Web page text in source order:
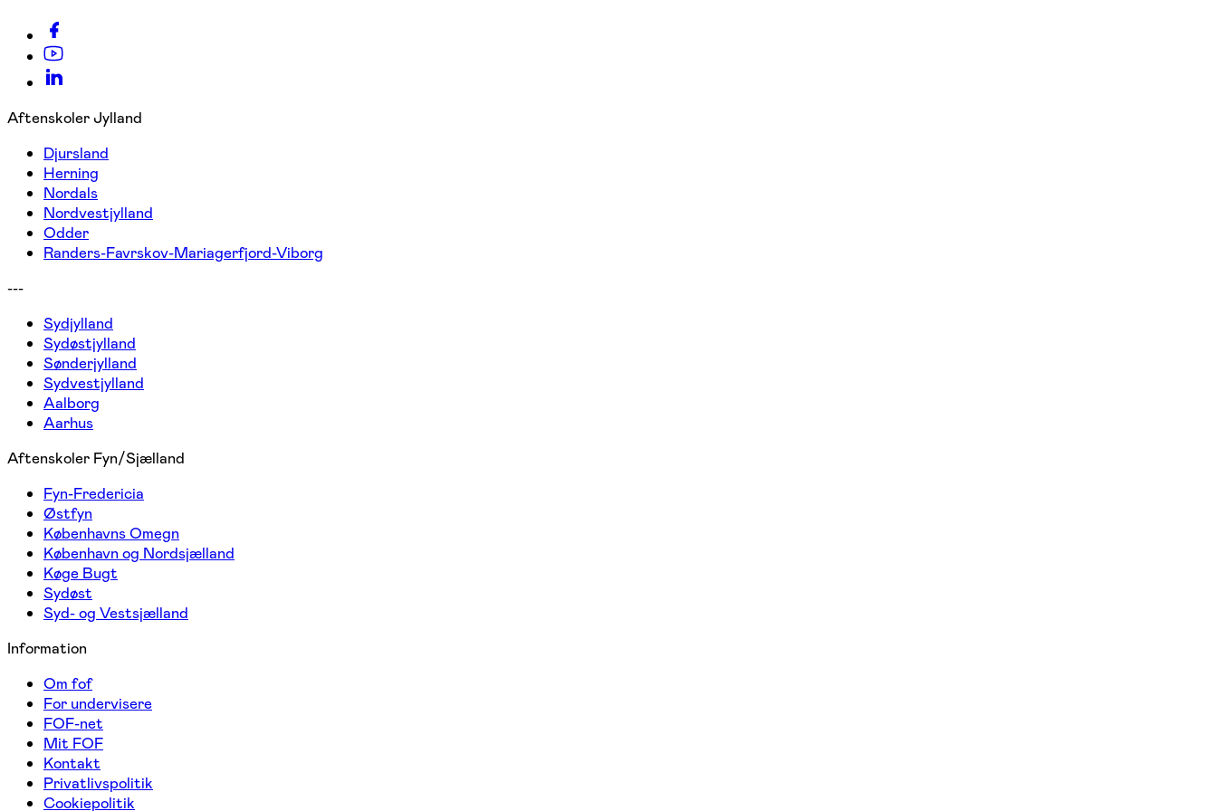
Aftenskoler Jylland
Djursland
Herning
Nordals
Nordvestjylland
Odder
Randers-Favrskov-Mariagerfjord-Viborg
---
Sydjylland
Sydøstjylland
Sønderjylland
Sydvestjylland
Aalborg
Aarhus
Aftenskoler Fyn/Sjælland
Fyn-Fredericia
Østfyn
Københavns Omegn
København og Nordsjælland
Køge Bugt
Sydøst
Syd- og Vestsjælland
Information
Om fof
For undervisere
FOF-net
Mit FOF
Kontakt
Privatlivspolitik
Cookiepolitik